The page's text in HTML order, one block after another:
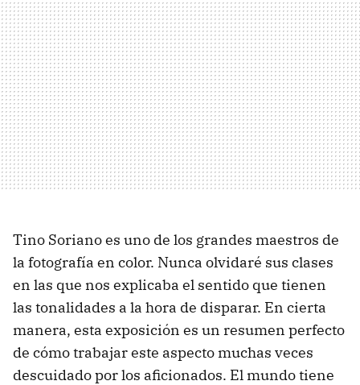
Tino Soriano es uno de los grandes maestros de
la fotografía en color. Nunca olvidaré sus clases
en las que nos explicaba el sentido que tienen
las tonalidades a la hora de disparar. En cierta
manera, esta exposición es un resumen perfecto
de cómo trabajar este aspecto muchas veces
descuidado por los aficionados. El mundo tiene